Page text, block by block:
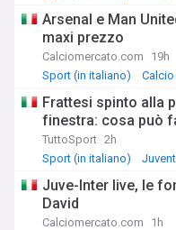
Arsenal e Man
maxi prezzo
Calciomercato.com
19h
Sport (in italiano)
Calcio
Frattesi spinto alla
finestra: cosa può
TuttoSport 2h
Sport (in italiano)
Juve-Inter live, le
David
Calciomercato.com
1h